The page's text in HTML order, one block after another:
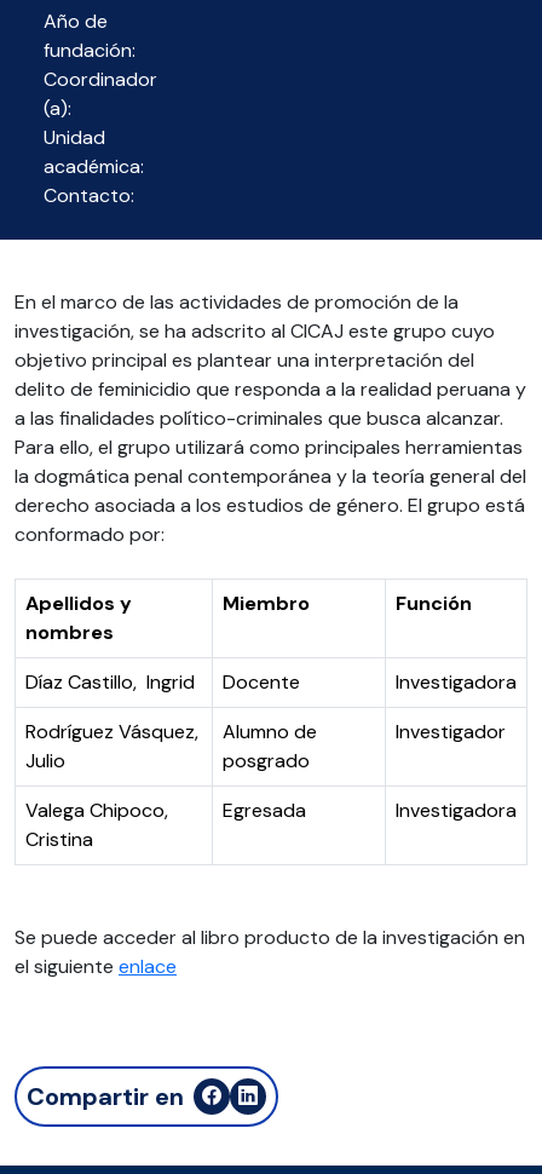
Año de
fundación:
Coordinador
(a):
Unidad
académica:
Contacto:
En el marco de las actividades de promoción de la
investigación, se ha adscrito al CICAJ este grupo cuyo
objetivo principal es plantear una interpretación del
delito de feminicidio que responda a la realidad peruana y
a las finalidades político-criminales que busca alcanzar.
Para ello, el grupo utilizará como principales herramientas
la dogmática penal contemporánea y la teoría general del
derecho asociada a los estudios de género. El grupo está
conformado por:
Apellidos y
nombres
Miembro Función
Díaz Castillo, Ingrid Docente
Investigadora
Rodríguez Vásquez,
Julio
Alumno de
posgrado
Investigador
Valega Chipoco,
Cristina
Egresada Investigadora
Se puede acceder al libro producto de la investigación en
el siguiente enlace
Compartir en